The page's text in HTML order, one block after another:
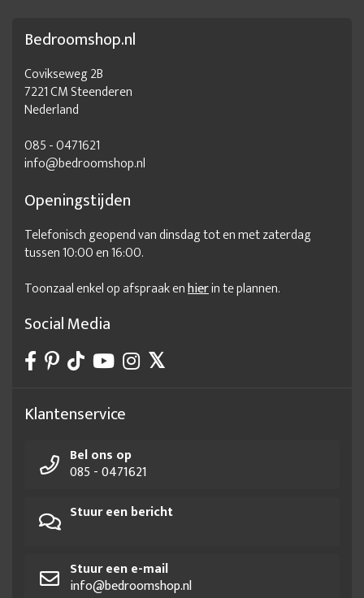
Bedroomshop.nl
Covikseweg 2B
7221 CM Steenderen
Nederland
085 - 0471621
info@bedroomshop.nl
Openingstijden
Telefonisch geopend van dinsdag tot en met zaterdag
tussen 10:00 en 16:00.
Toonzaal enkel op afspraak enhierin te plannen.
Social Media
Klantenservice
Bel ons op
085 - 0471621
Stuur een bericht
Stuur een e-mail
info@bedroomshop.nl